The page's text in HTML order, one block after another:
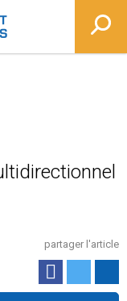
partager l'article